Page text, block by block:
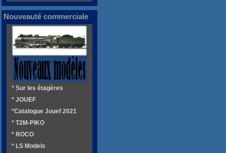
Nouveauté commerciale
* Sur les étagères
* JOUEF
*Catalogue Jouef 2021
* T2M-PIKO
* ROCO
* LS Models